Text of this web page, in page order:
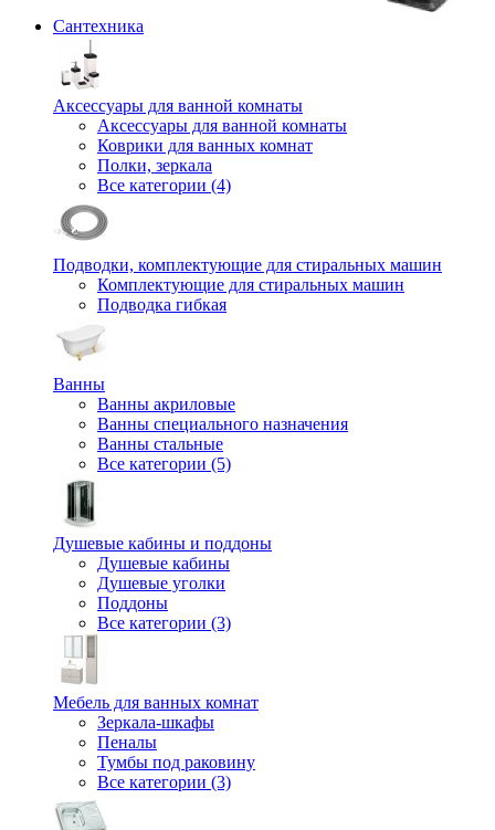
Сантехника
Аксессуары для ванной комнаты
Аксессуары для ванной комнаты
Коврики для ванных комнат
Полки, зеркала
Все категории (4)
Подводки, комплектующие для стиральных машин
Комплектующие для стиральных машин
Подводка гибкая
Ванны
Ванны акриловые
Ванны специального назначения
Ванны стальные
Все категории (5)
Душевые кабины и поддоны
Душевые кабины
Душевые уголки
Поддоны
Все категории (3)
Мебель для ванных комнат
Зеркала-шкафы
Пеналы
Тумбы под раковину
Все категории (3)